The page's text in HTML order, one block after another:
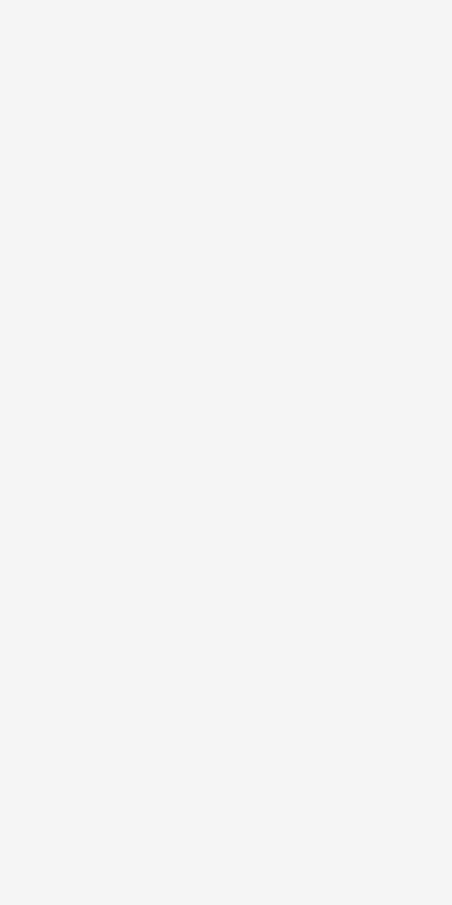
buiten de JGZ
vaardigheden en competenties van JGZ-professionals
bij het werken met ouders
Beroepscompetenties voor werken met ouders
in de JGZ
samenwerken
van opvoedingsproblemen
interventies voor opvoedingsondersteuning
voor opvoedingsondersteuning
interventies
betrekking tot buitenlandse programma’s
voor opvoedingsondersteuning in Nederland
interventies in Nederland